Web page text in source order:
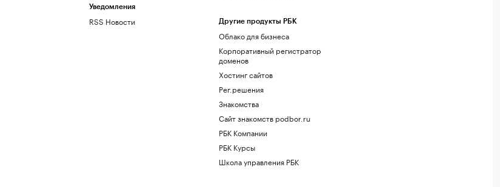
Уведомления
RSS Новости Другие продукты РБК
Облако для бизнеса
Корпоративный регистратор
доменов
Хостинг сайтов
Рег.решения
Знакомства
Сайт знакомств podbor.ru
РБК Компании
РБК Курсы
Школа управления РБК